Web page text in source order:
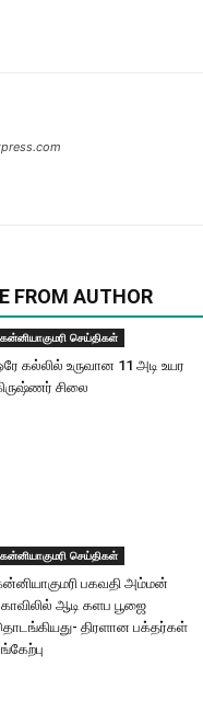
FROM AUTHOR
கன்னியாகுமரி செய்திகள்
கல்லில் உருவான 11 அடி உயர
சிலை
கன்னியாகுமரி செய்திகள்
பகவதி அம்மன்
ஆடி களப பூஜை
திரளான பக்தர்கள்